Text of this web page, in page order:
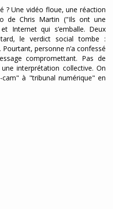
? Une vidéo floue, une réaction
de Chris Martin ("Ils ont une
Internet qui s’emballe. Deux
le verdict social tombe :
personne n’a confessé
compromettant. Pas de
interprétation collective. On
à "tribunal numérique" en